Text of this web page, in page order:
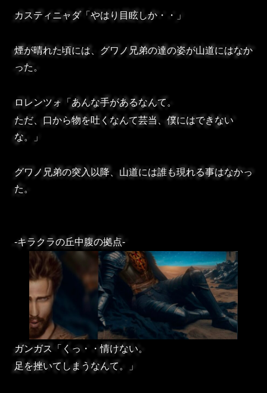
カスティニャダ「やはり目眩しか・・」
煙が晴れた頃には、グワノ兄弟の達の姿が山道にはなか
った。
ロレンツォ「あんな手があるなんて。
ただ、口から物を吐くなんて芸当、僕にはできない
な。」
グワノ兄弟の突入以降、山道には誰も現れる事はなかっ
た。
-キラクラの丘中腹の拠点-
ガンガス「くっ・・情けない。
足を挫いてしまうなんて。」